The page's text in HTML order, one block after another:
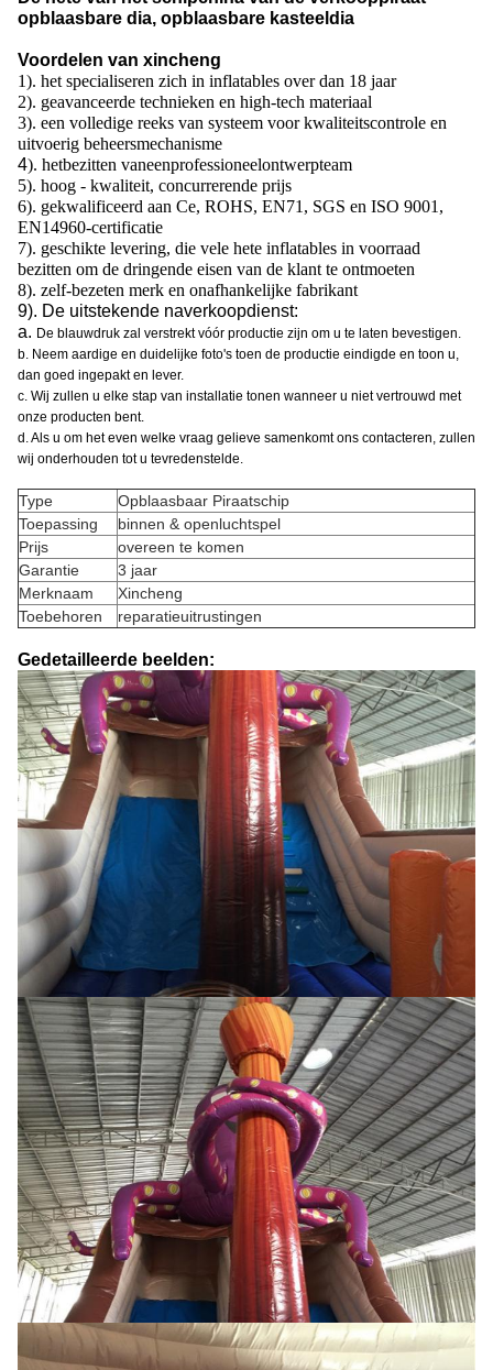
opblaasbare dia, opblaasbare kasteeldia
Voordelen van xincheng
1). het specialiseren zich in inflatables over dan 18 jaar
2). geavanceerde technieken en high-tech materiaal
3). een volledige reeks van systeem voor kwaliteitscontrole en
uitvoerig beheersmechanisme
4). hetbezitten vaneenprofessioneelontwerpteam
5). hoog - kwaliteit, concurrerende prijs
6). gekwalificeerd aan Ce, ROHS, EN71, SGS en ISO 9001,
EN14960-certificatie
7). geschikte levering, die vele hete inflatables in voorraad
bezitten om de dringende eisen van de klant te ontmoeten
8). zelf-bezeten merk en onafhankelijke fabrikant
9). De uitstekende naverkoopdienst:
a. De blauwdruk zal verstrekt vóór productie zijn om u te laten bevestigen.
b. Neem aardige en duidelijke foto's toen de productie eindigde en toon u,
dan goed ingepakt en lever.
c. Wij zullen u elke stap van installatie tonen wanneer u niet vertrouwd met
onze producten bent.
d. Als u om het even welke vraag gelieve samenkomt ons contacteren, zullen
wij onderhouden tot u tevredenstelde.
Type
Opblaasbaar Piraatschip
Toepassing
binnen & openluchtspel
Prijs
overeen te komen
Garantie
3 jaar
Merknaam
Xincheng
Toebehoren
reparatieuitrustingen
Gedetailleerde beelden: